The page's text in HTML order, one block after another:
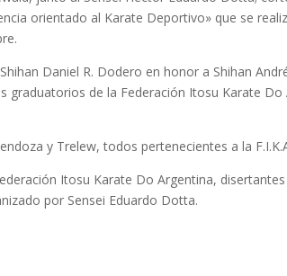
orientado al Karate Deportivo» que se
Daniel R. Dodero en honor a Shihan
graduatorios de la Federación Itosu Karate Do
y Trelew, todos pertenecientes a la
Itosu Karate Do Argentina,
por Sensei Eduardo Dotta.